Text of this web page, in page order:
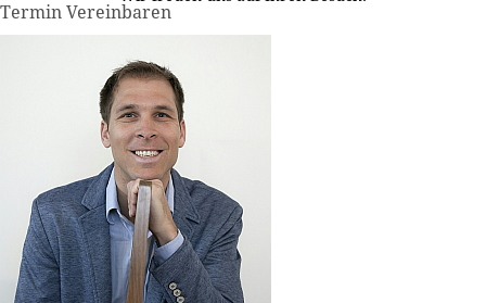
Termin Vereinbaren